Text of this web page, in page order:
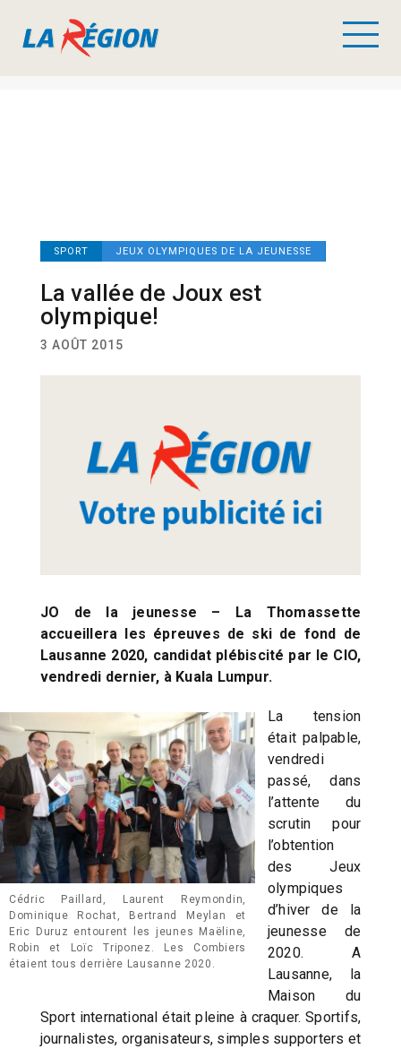
SPORT JEUX OLYMPIQUES DE LA JEUNESSE
La vallée de Joux est
olympique!
3 AOÛT 2015
JO de la jeunesse – La Thomassette
accueillera les épreuves de ski de fond de
Lausanne 2020, candidat plébiscité par le CIO,
vendredi dernier, à Kuala Lumpur.
Cédric Paillard, Laurent Reymondin,
Dominique Rochat, Bertrand Meylan et
Eric Duruz entourent les jeunes Maëline,
Robin et Loïc Triponez. Les Combiers
étaient tous derrière Lausanne 2020.
La tension
était palpable,
vendredi
passé, dans
l’attente du
scrutin pour
l’obtention
des Jeux
olympiques
d’hiver de la
jeunesse de
2020. A
Lausanne, la
Maison du
Sport international était pleine à craquer. Sportifs,
journalistes, organisateurs, simples supporters et